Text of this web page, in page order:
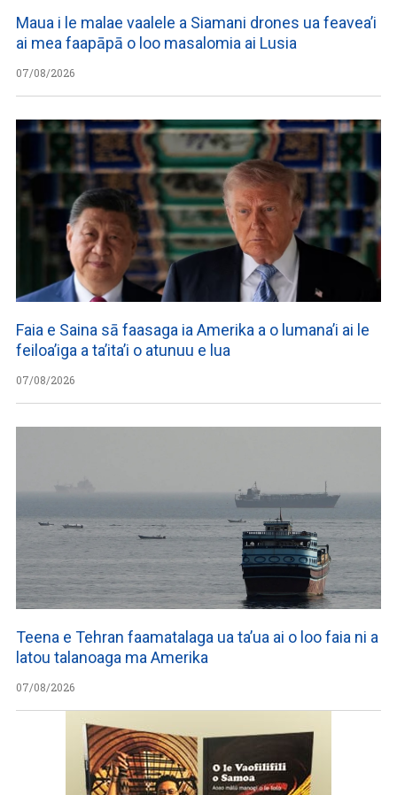
Maua i le malae vaalele a Siamani drones ua feavea’i
ai mea faapāpā o loo masalomia ai Lusia
07/08/2026
Faia e Saina sā faasaga ia Amerika a o lumana’i ai le
feiloa’iga a ta’ita’i o atunuu e lua
07/08/2026
Teena e Tehran faamatalaga ua ta’ua ai o loo faia ni a
latou talanoaga ma Amerika
07/08/2026